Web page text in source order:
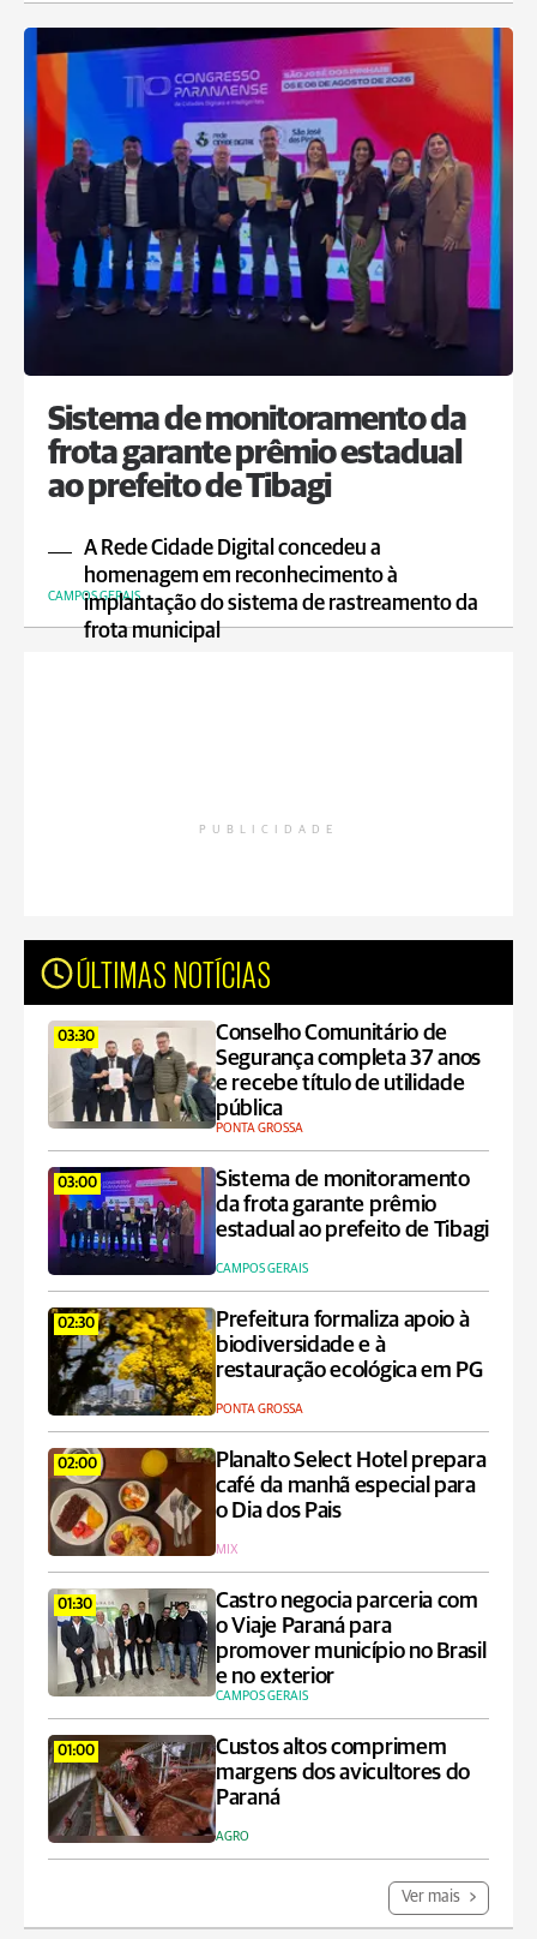
Sistema de monitoramento da
frota garante prêmio estadual
ao prefeito de Tibagi
A Rede Cidade Digital concedeu a
homenagem em reconhecimento à
implantação do sistema de rastreamento da
frota municipal
CAMPOS GERAIS
PUBLICIDADE
ÚLTIMAS NOTÍCIAS
03:30
Conselho Comunitário de
Segurança completa 37 anos
e recebe título de utilidade
pública
PONTA GROSSA
03:00
Sistema de monitoramento
da frota garante prêmio
estadual ao prefeito de Tibagi
CAMPOS GERAIS
02:30
Prefeitura formaliza apoio à
biodiversidade e à
restauração ecológica em PG
PONTA GROSSA
02:00
Planalto Select Hotel prepara
café da manhã especial para
o Dia dos Pais
MIX
01:30
Castro negocia parceria com
o Viaje Paraná para
promover município no Brasil
e no exterior
CAMPOS GERAIS
01:00
Custos altos comprimem
margens dos avicultores do
Paraná
AGRO
Ver mais